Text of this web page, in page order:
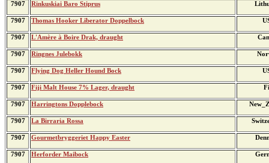
7907 Rinkuskiai Baro Stiprus
7907 Thomas Hooker Liberator Doppelbock
7907 L'Amère à Boire Drak, draught
7907 Ringnes Julebokk
7907 Flying Dog Heller Hound Bock
7907 Fiji Malt House 7% Lager, draught
7907 Harringtons Dopplebock
7907 La Birraria Rossa
7907 Gourmetbryggeriet Happy Easter
7907 Herforder Maibock